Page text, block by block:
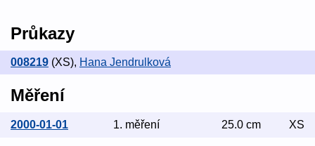
Průkazy
008219 (XS), Hana Jendrulková
Měření
2000-01-01 1. měření 25.0 cm XS